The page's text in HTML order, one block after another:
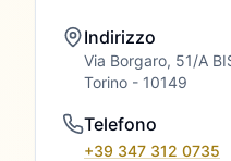
Indirizzo
Via Borgaro, 51/A
Torino - 10149
Telefono
+39 347 312 0735